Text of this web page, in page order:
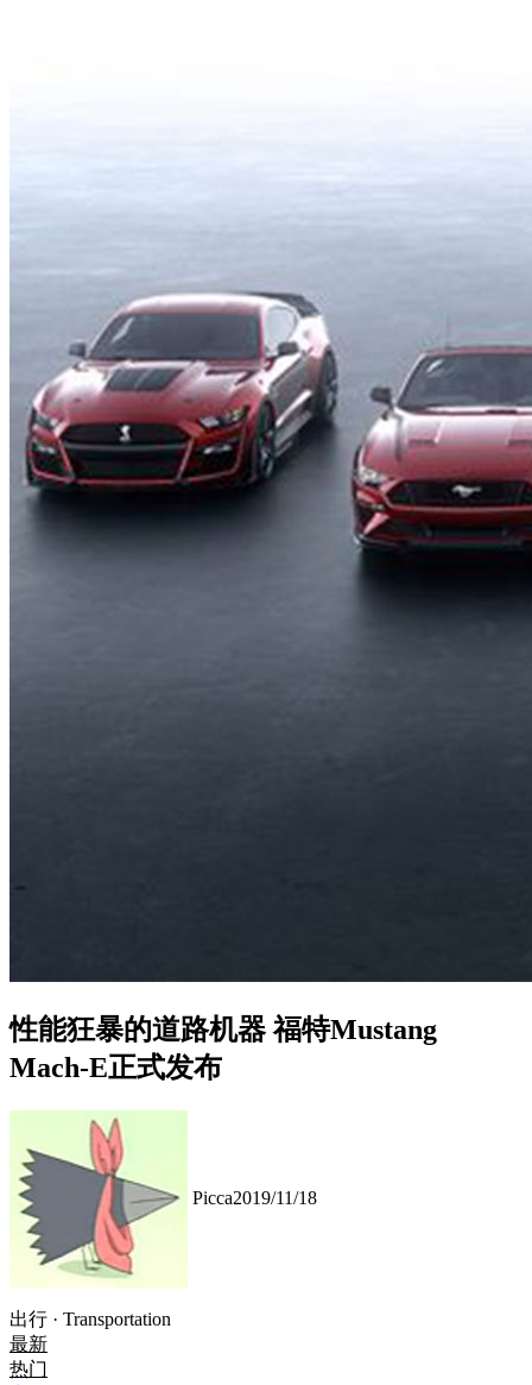
性能狂暴的道路机器 福特Mustang
Mach-E正式发布
Picca2019/11/18
出行 · Transportation
最新
热门